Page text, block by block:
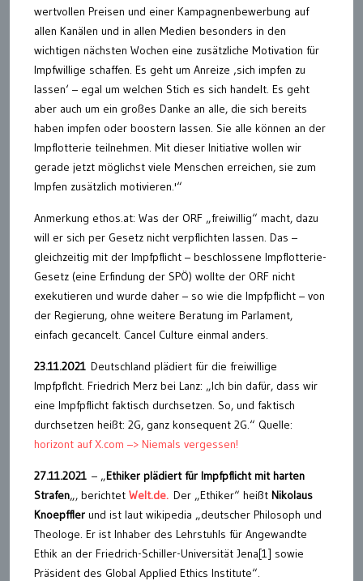
wertvollen Preisen und einer Kampagnenbewerbung auf
allen Kanälen und in allen Medien besonders in den
wichtigen nächsten Wochen eine zusätzliche Motivation für
Impfwillige schaffen. Es geht um Anreize ‚sich impfen zu
lassen‘ – egal um welchen Stich es sich handelt. Es geht
aber auch um ein großes Danke an alle, die sich bereits
haben impfen oder boostern lassen. Sie alle können an der
Impflotterie teilnehmen. Mit dieser Initiative wollen wir
gerade jetzt möglichst viele Menschen erreichen, sie zum
Impfen zusätzlich motivieren.'“
Anmerkung ethos.at: Was der ORF „freiwillig“ macht, dazu
will er sich per Gesetz nicht verpflichten lassen. Das –
gleichzeitig mit der Impfpflicht – beschlossene Impflotterie-
Gesetz (eine Erfindung der SPÖ) wollte der ORF nicht
exekutieren und wurde daher – so wie die Impfpflicht – von
der Regierung, ohne weitere Beratung im Parlament,
einfach gecancelt. Cancel Culture einmal anders.
23.11.2021 Deutschland plädiert für die freiwillige
Impfpflcht. Friedrich Merz bei Lanz: „Ich bin dafür, dass wir
eine Impfpflicht faktisch durchsetzen. So, und faktisch
durchsetzen heißt: 2G, ganz konsequent 2G.“ Quelle:
horizont auf X.com –> Niemals vergessen!
27.11.2021 – „Ethiker plädiert für Impfpflicht mit harten
Strafen„, berichtet Welt.de. Der „Ethiker“ heißt Nikolaus
Knoepffler und ist laut wikipedia „deutscher Philosoph und
Theologe. Er ist Inhaber des Lehrstuhls für Angewandte
Ethik an der Friedrich-Schiller-Universität Jena[1] sowie
Präsident des Global Applied Ethics Institute“.